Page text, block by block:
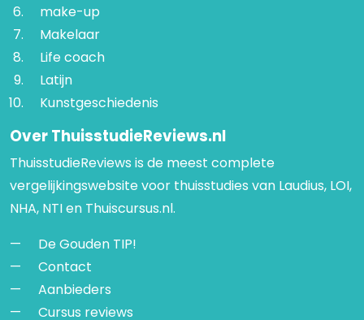
make-up
Makelaar
Life coach
Latijn
Kunstgeschiedenis
Over ThuisstudieReviews.nl
ThuisstudieReviews is de meest complete
vergelijkingswebsite voor thuisstudies van Laudius, LOI,
NHA, NTI en Thuiscursus.nl.
De Gouden TIP!
Contact
Aanbieders
Cursus reviews